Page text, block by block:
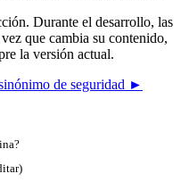
Durante el desarrollo, las
que cambia su contenido,
la versión actual.
de seguridad ►